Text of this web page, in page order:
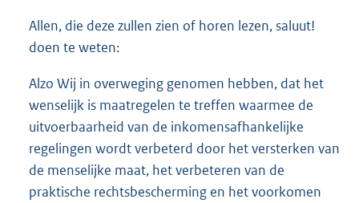
Allen, die deze zullen zien of horen lezen, saluut!
doen te weten:
Alzo Wij in overweging genomen hebben, dat het
wenselijk is maatregelen te treffen waarmee de
uitvoerbaarheid van de inkomensafhankelijke
regelingen wordt verbeterd door het versterken van
de menselijke maat, het verbeteren van de
praktische rechtsbescherming en het voorkomen